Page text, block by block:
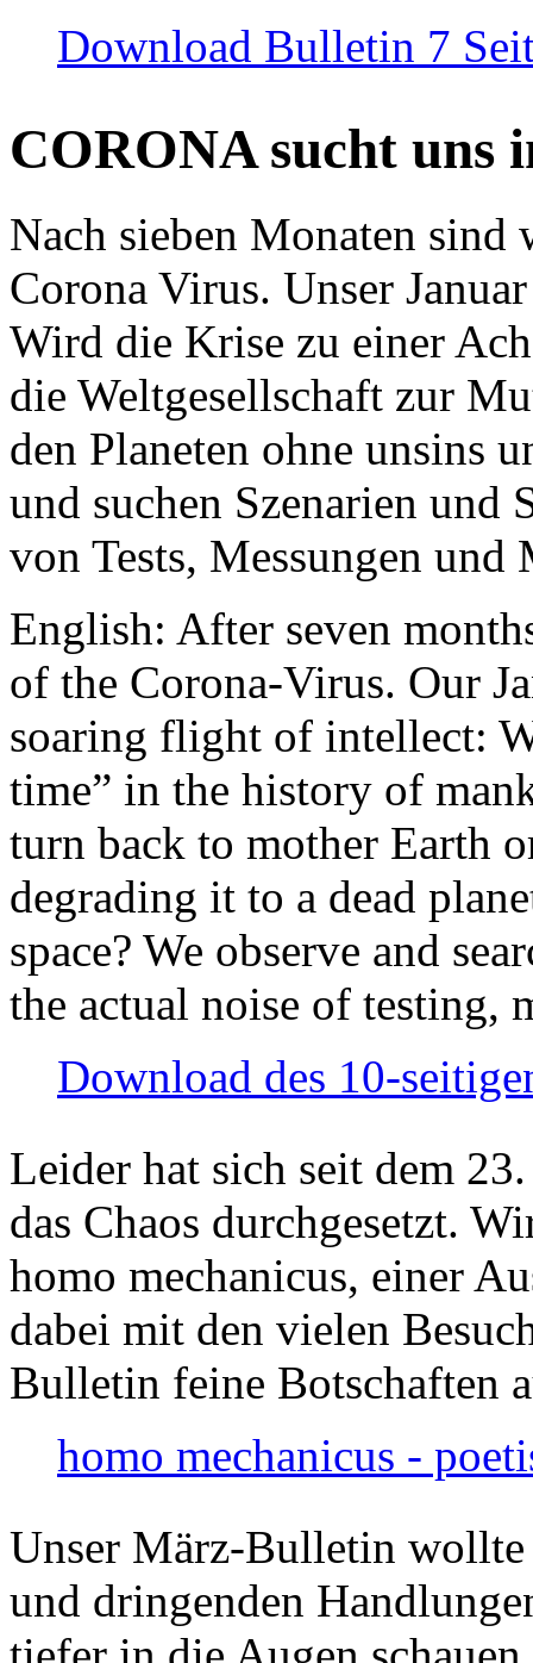
Download Bulletin 7
CORONA sucht uns
Nach sieben Monaten
Corona Virus. Unser
Wird die Krise zu einer
die Weltgesellschaft zur
den Planeten ohne unsins
und suchen Szenarien und
von Tests, Messungen und
English: After seven
of the Corona-Virus. Our
soaring flight of intellect:
time” in the history of
turn back to mother Earth
degrading it to a dead
space? We observe and
the actual noise of testing,
Download des 10-
Leider hat sich seit dem
das Chaos durchgesetzt.
homo mechanicus, einer
dabei mit den vielen
Bulletin feine Botschaften
homo mechanicus -
Unser März-Bulletin
und dringenden